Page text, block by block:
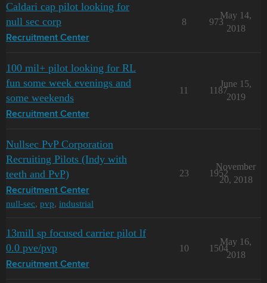
Caldari cap pilot looking for
null sec corp
Recruitment Center
8 973
May 14,
2018
100 mil+ pilot looking for RL
fun some week evenings and
some weekends
Recruitment Center
11 1187
June 15,
2019
Nullsec PvP Corporation
Recruiting Pilots (Indy with
teeth and PvP)
Recruitment Center
null-sec, pvp, industrial
23 1952
November
20, 2018
13mill sp focused carrier pilot lf
0.0 pve/pvp
Recruitment Center
10 1504
May 16,
2018